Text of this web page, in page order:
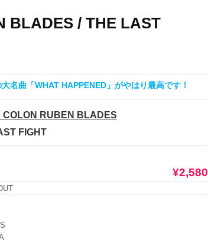
BLADES / THE LAST
名曲「WHAT HAPPENED」がやはり最高です！
COLON RUBEN BLADES
FIGHT
¥2,580